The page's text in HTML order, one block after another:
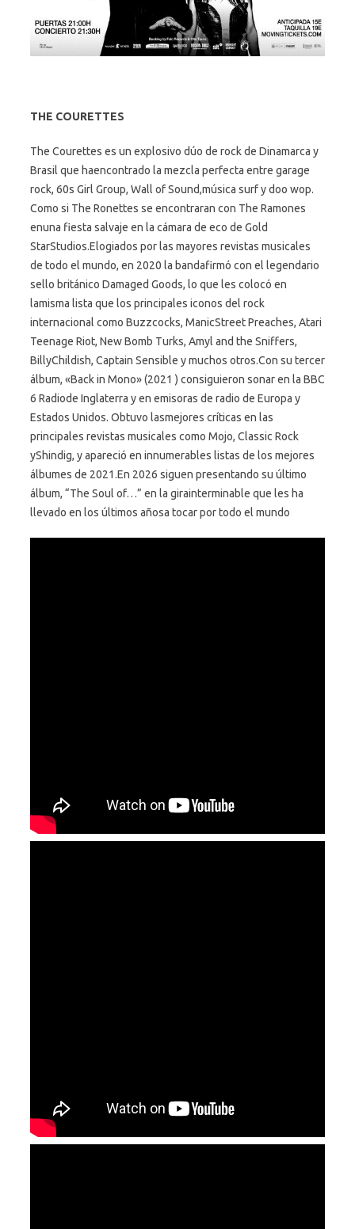
THE COURETTES
The Courettes es un explosivo dúo de rock de Dinamarca y
Brasil que haencontrado la mezcla perfecta entre garage
rock, 60s Girl Group, Wall of Sound,música surf y doo wop.
Como si The Ronettes se encontraran con The Ramones
enuna fiesta salvaje en la cámara de eco de Gold
StarStudios.Elogiados por las mayores revistas musicales
de todo el mundo, en 2020 la bandafirmó con el legendario
sello británico Damaged Goods, lo que les colocó en
lamisma lista que los principales iconos del rock
internacional como Buzzcocks, ManicStreet Preaches, Atari
Teenage Riot, New Bomb Turks, Amyl and the Sniffers,
BillyChildish, Captain Sensible y muchos otros.Con su tercer
álbum, «Back in Mono» (2021 ) consiguieron sonar en la BBC
6 Radiode Inglaterra y en emisoras de radio de Europa y
Estados Unidos. Obtuvo lasmejores críticas en las
principales revistas musicales como Mojo, Classic Rock
yShindig, y apareció en innumerables listas de los mejores
álbumes de 2021.En 2026 siguen presentando su último
álbum, “The Soul of…” en la girainterminable que les ha
llevado en los últimos añosa tocar por todo el mundo